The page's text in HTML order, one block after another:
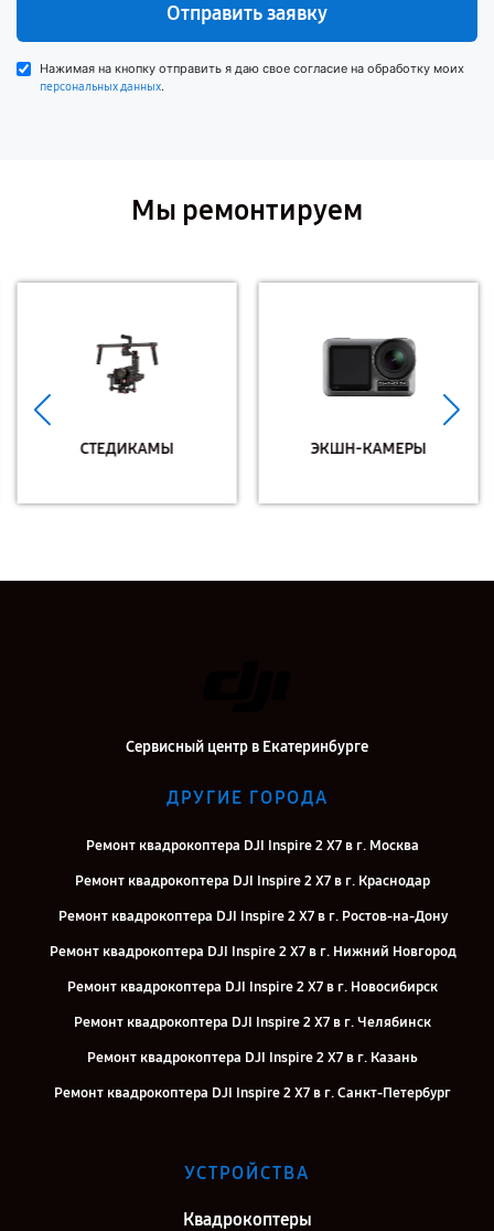
Отправить заявку
Нажимая на кнопку отправить я даю свое согласие на обработку моих
персональных данных.
Мы ремонтируем
СТЕДИКАМЫ ЭКШН-КАМЕРЫ
Сервисный центр в Екатеринбурге
ДРУГИЕ ГОРОДА
Ремонт квадрокоптера DJI Inspire 2 X7 в г. Москва
Ремонт квадрокоптера DJI Inspire 2 X7 в г. Краснодар
Ремонт квадрокоптера DJI Inspire 2 X7 в г. Ростов-на-Дону
Ремонт квадрокоптера DJI Inspire 2 X7 в г. Нижний Новгород
Ремонт квадрокоптера DJI Inspire 2 X7 в г. Новосибирск
Ремонт квадрокоптера DJI Inspire 2 X7 в г. Челябинск
Ремонт квадрокоптера DJI Inspire 2 X7 в г. Казань
Ремонт квадрокоптера DJI Inspire 2 X7 в г. Санкт-Петербург
УСТРОЙСТВА
Квадрокоптеры